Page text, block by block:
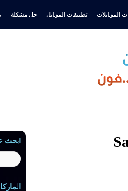
الموبايلات تطبيقات الموبايل حل مشكلة
ابحث